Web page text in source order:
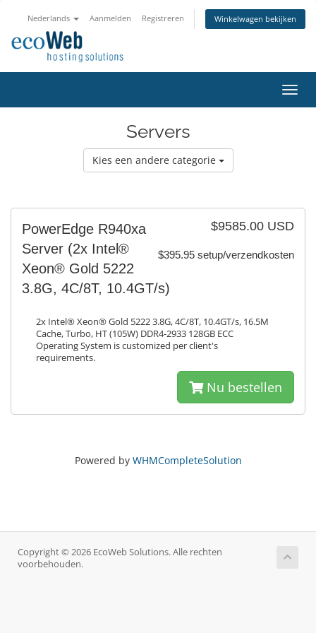
Nederlands Aanmelden Registreren Winkelwagen bekijken
in-/
Servers
Kies een andere categorie
$9585.00 USD
$395.95 setup/verzendkosten
PowerEdge R940xa
Server (2x Intel®
Xeon® Gold 5222
3.8G, 4C/8T, 10.4GT/s)
2x Intel® Xeon® Gold 5222 3.8G, 4C/8T, 10.4GT/s, 16.5M
Cache, Turbo, HT (105W) DDR4-2933 128GB ECC
Operating System is customized per client's
requirements.
Nu bestellen
Powered by WHMCompleteSolution
Copyright © 2026 EcoWeb Solutions. Alle rechten
voorbehouden.